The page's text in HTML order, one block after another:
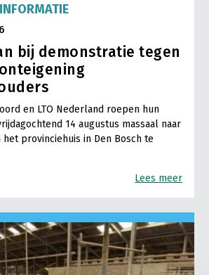
bij demonstratie tegen
en LTO Nederland roepen hun
14 augustus massaal naar
provinciehuis in Den Bosch te
Lees meer